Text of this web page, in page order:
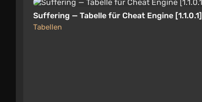
Suffering — Tabelle für Cheat Engine [1.1.0.1]
Tabellen